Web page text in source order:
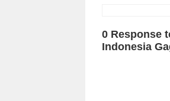
0 Response
Indonesia